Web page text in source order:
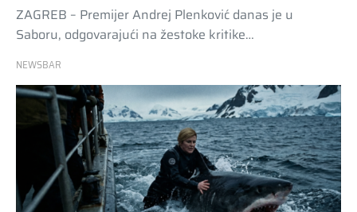
ZAGREB – Premijer Andrej Plenković danas je u
Saboru, odgovarajući na žestoke kritike…
NEWSBAR